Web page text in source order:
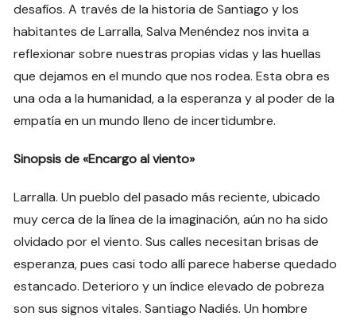
desafíos. A través de la historia de Santiago y los
habitantes de Larralla, Salva Menéndez nos invita a
reflexionar sobre nuestras propias vidas y las huellas
que dejamos en el mundo que nos rodea. Esta obra es
una oda a la humanidad, a la esperanza y al poder de la
empatía en un mundo lleno de incertidumbre.
Sinopsis de «Encargo al viento»
Larralla. Un pueblo del pasado más reciente, ubicado
muy cerca de la línea de la imaginación, aún no ha sido
olvidado por el viento. Sus calles necesitan brisas de
esperanza, pues casi todo allí parece haberse quedado
estancado. Deterioro y un índice elevado de pobreza
son sus signos vitales. Santiago Nadiés. Un hombre